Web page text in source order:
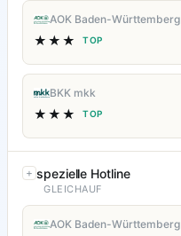
AOK Baden-Württemberg
★★★ TOP
BKK mkk
★★★ TOP
spezielle Hotline
GLEICHAUF
AOK Baden-Württemberg